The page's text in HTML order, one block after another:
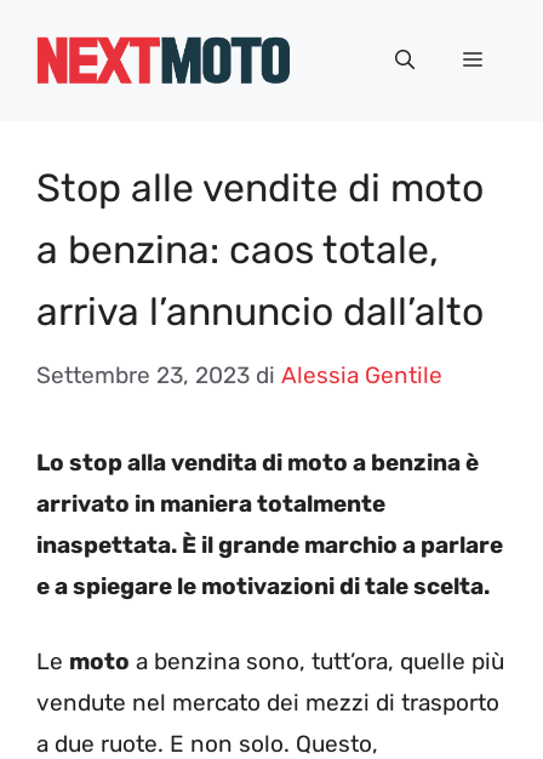
Menu
Stop alle vendite di moto
a benzina: caos totale,
arriva l’annuncio dall’alto
Settembre 23, 2023 di Alessia Gentile
Lo stop alla vendita di moto a benzina è
arrivato in maniera totalmente
inaspettata. È il grande marchio a parlare
e a spiegare le motivazioni di tale scelta.
Le moto a benzina sono, tutt’ora, quelle più
vendute nel mercato dei mezzi di trasporto
a due ruote. E non solo. Questo,